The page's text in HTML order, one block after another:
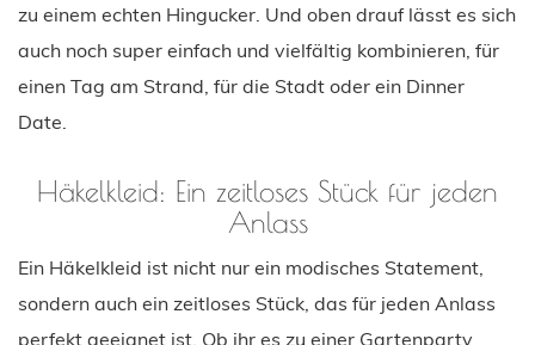
zu einem echten Hingucker. Und oben drauf lässt es sich
auch noch super einfach und vielfältig kombinieren, für
einen Tag am Strand, für die Stadt oder ein Dinner
Date.
Häkelkleid: Ein zeitloses Stück für jeden
Anlass
Ein Häkelkleid ist nicht nur ein modisches Statement,
sondern auch ein zeitloses Stück, das für jeden Anlass
perfekt geeignet ist. Ob ihr es zu einer Gartenparty